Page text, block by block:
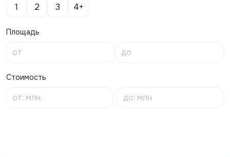
1 2 3 4+
Площадь
Стоимость